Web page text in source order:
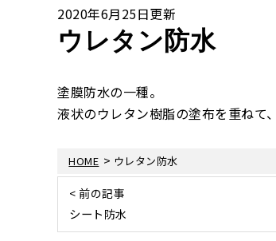
2020年6月25日更新
ウレタン防水
塗膜防水の一種。
液状のウレタン樹脂の塗布を重ねて
HOME > ウレタン防水
< 前の記事
シート防水